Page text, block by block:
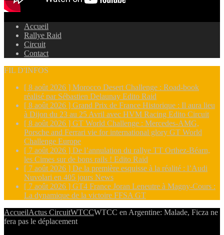
Accueil
Rallye Raid
Circuit
Contact
FIL D'INFOS
[ 8 août 2026 ] Morocco Desert Challenge : Road-book
réalisé par Sébastien Delaunay Edito Raid
[ 8 août 2026 ] Grand Prix de France Historique : Il aura lieu
à Dijon du 23 au 25 Avril avec HVM Racing Edito Circuit
[ 8 août 2026 ] GT World Challenge : Mercedes-AMG,
Porsche and Ferrari vie for international glory GT World
Challenge Europe
[ 7 août 2026 ] De l’annulation du rallye TT Orthez-Béarn,
les Cimes sur de bons rails ! Edito Raid
[ 7 août 2026 ] De la première esquisse à la réalité : l’Audi
Nuvolari en 405 jours News
[ 7 août 2026 ] GT4 France Joran Leneutre à Magny-Cours :
La dynamique de la victoire FFSA GT
AccueilActus CircuitWTCCWTCC en Argentine: Malade, Ficza ne
fera pas le déplacement